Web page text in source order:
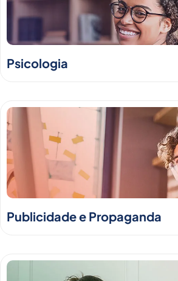
Psicologia
Publicidade e Propaganda